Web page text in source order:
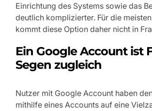
Einrichtung des Systems sowie das
deutlich komplizierter. Für die
kommt diese Option daher nicht in
Ein Google Account ist
Segen zugleich
Nutzer mit Google Account haben
mithilfe eines Accounts auf eine